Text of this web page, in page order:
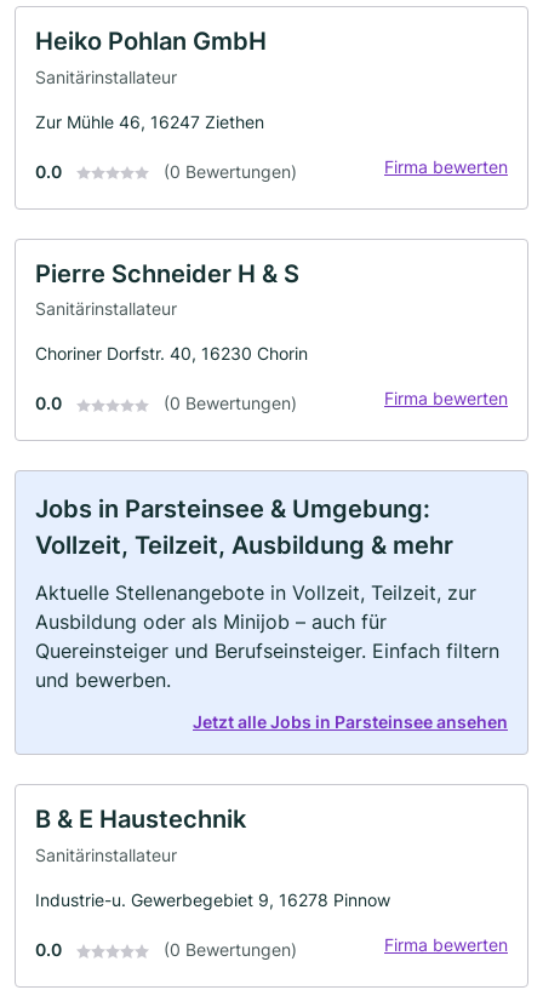
Heiko Pohlan GmbH
Sanitärinstallateur
Zur Mühle 46, 16247 Ziethen
0.0 (0 Bewertungen) Firma bewerten
Pierre Schneider H & S
Sanitärinstallateur
Choriner Dorfstr. 40, 16230 Chorin
0.0 (0 Bewertungen) Firma bewerten
Jobs in Parsteinsee & Umgebung:
Vollzeit, Teilzeit, Ausbildung & mehr
Aktuelle Stellenangebote in Vollzeit, Teilzeit, zur
Ausbildung oder als Minijob – auch für
Quereinsteiger und Berufseinsteiger. Einfach filtern
und bewerben.
Jetzt alle Jobs in Parsteinsee ansehen
B & E Haustechnik
Sanitärinstallateur
Industrie-u. Gewerbegebiet 9, 16278 Pinnow
0.0 (0 Bewertungen) Firma bewerten